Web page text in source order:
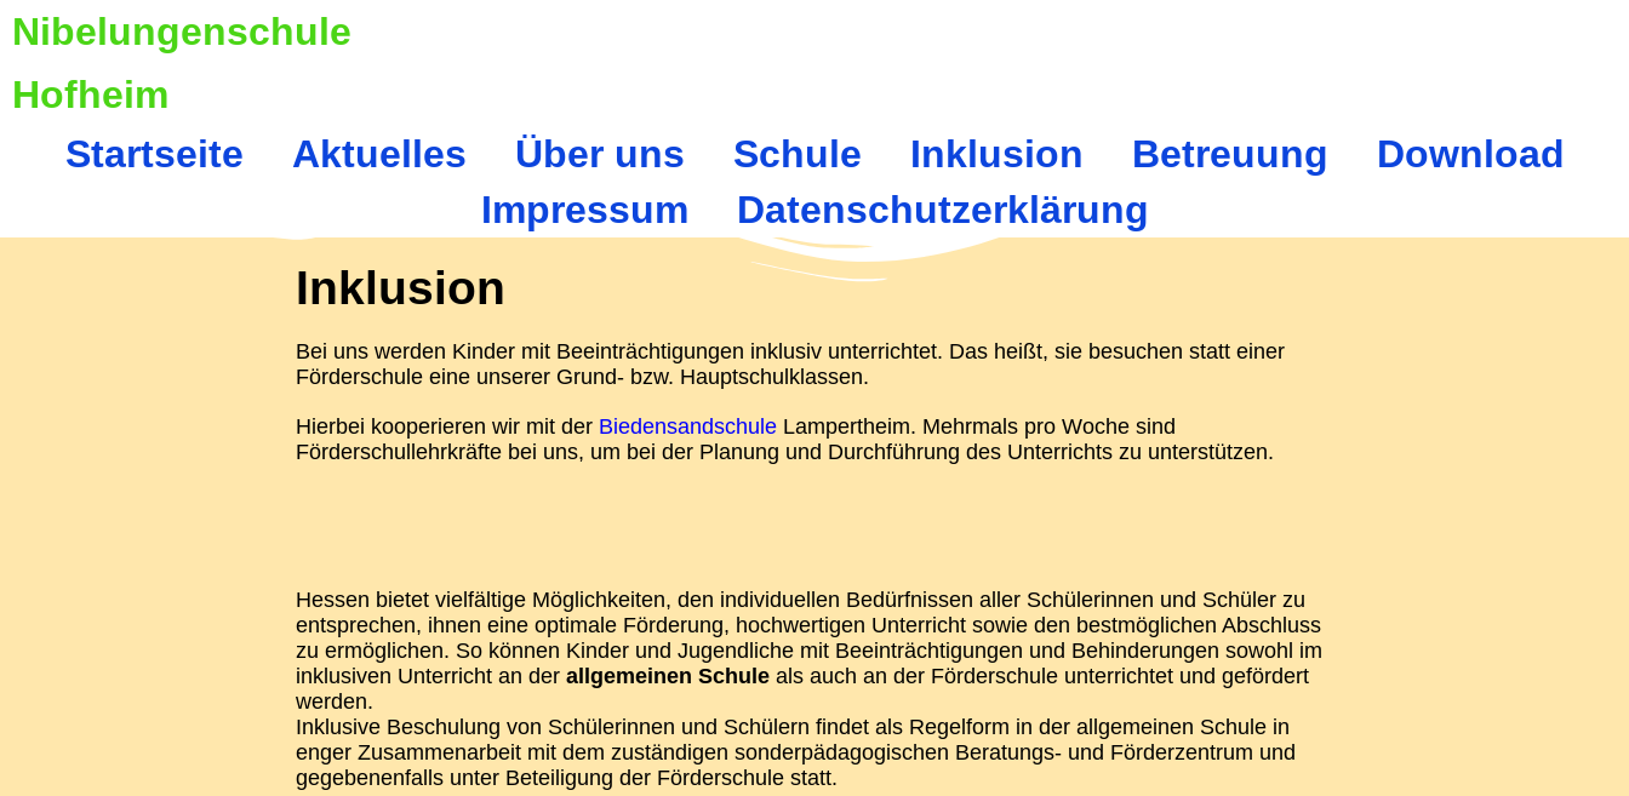
Nibelungenschule
Hofheim
Startseite
Aktuelles Über uns Schule Inklusion Betreuung
Download
Impressum
Datenschutzerklärung
Inklusion
Bei uns werden Kinder mit Beeinträchtigungen inklusiv unterrichtet. Das heißt, sie besuchen statt einer
Förderschule eine unserer Grund- bzw. Hauptschulklassen.
Hierbei kooperieren wir mit der BiedensandschuleLampertheim. Mehrmals pro Woche sind
Förderschullehrkräfte bei uns, um bei der Planung und Durchführung des Unterrichts zu unterstützen.
Hessen bietet vielfältige Möglichkeiten, den individuellen Bedürfnissen aller Schülerinnen und Schüler zu
entsprechen, ihnen eine optimale Förderung, hochwertigen Unterricht sowie den bestmöglichen Abschluss
zu ermöglichen. So können Kinder und Jugendliche mit Beeinträchtigungen und Behinderungen sowohl im
inklusiven Unterricht an der allgemeinen Schuleals auch an der Förderschule unterrichtet und gefördert
werden.
Inklusive Beschulung von Schülerinnen und Schülern findet als Regelform in der allgemeinen Schule in
enger Zusammenarbeit mit dem zuständigen sonderpädagogischen Beratungs- und Förderzentrum und
gegebenenfalls unter Beteiligung der Förderschule statt.